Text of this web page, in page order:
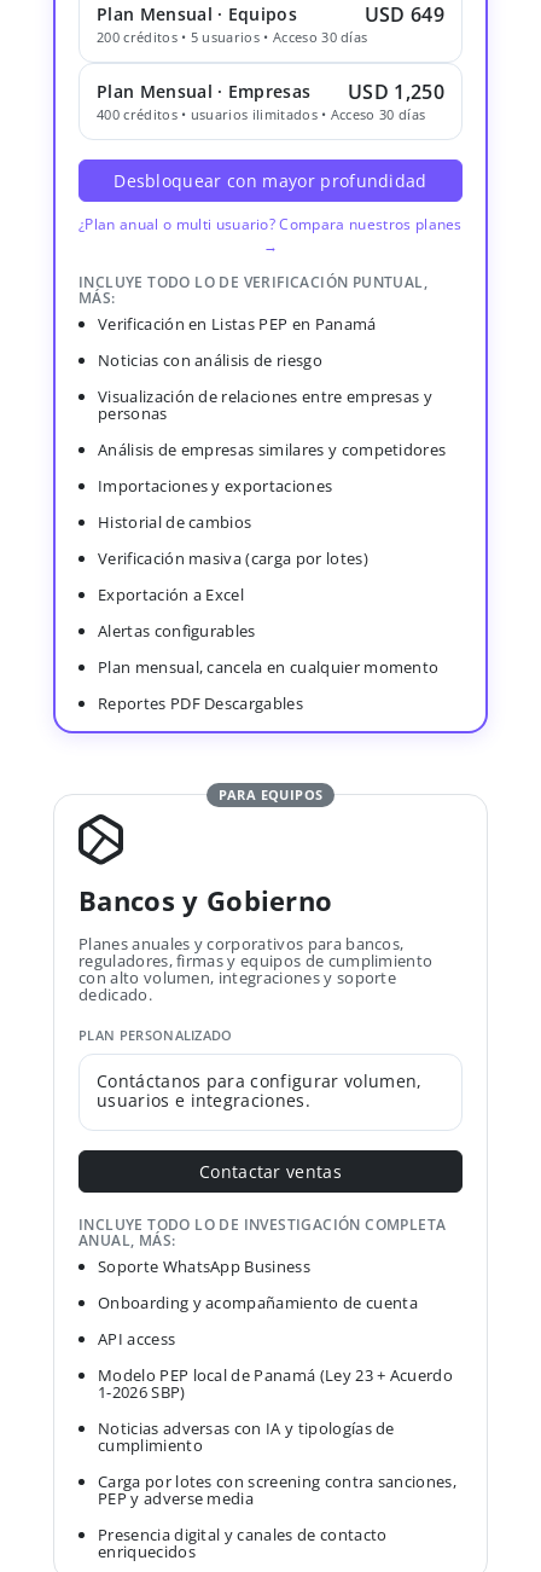
Plan Mensual · Equipos USD 649
200 créditos • 5 usuarios • Acceso 30 días
Plan Mensual · Empresas USD 1,250
400 créditos • usuarios ilimitados • Acceso 30 días
Desbloquear con mayor profundidad
¿Plan anual o multi usuario? Compara nuestros planes
→
INCLUYE TODO LO DE VERIFICACIÓN PUNTUAL,
MÁS:
Verificación en Listas PEP en Panamá
Noticias con análisis de riesgo
Visualización de relaciones entre empresas y
personas
Análisis de empresas similares y competidores
Importaciones y exportaciones
Historial de cambios
Verificación masiva (carga por lotes)
Exportación a Excel
Alertas configurables
Plan mensual, cancela en cualquier momento
Reportes PDF Descargables
PARA EQUIPOS
Bancos y Gobierno
Planes anuales y corporativos para bancos,
reguladores, firmas y equipos de cumplimiento
con alto volumen, integraciones y soporte
dedicado.
PLAN PERSONALIZADO
Contáctanos para configurar volumen,
usuarios e integraciones.
Contactar ventas
INCLUYE TODO LO DE INVESTIGACIÓN COMPLETA
ANUAL, MÁS:
Soporte WhatsApp Business
Onboarding y acompañamiento de cuenta
API access
Modelo PEP local de Panamá (Ley 23 + Acuerdo
1-2026 SBP)
Noticias adversas con IA y tipologías de
cumplimiento
Carga por lotes con screening contra sanciones,
PEP y adverse media
Presencia digital y canales de contacto
enriquecidos